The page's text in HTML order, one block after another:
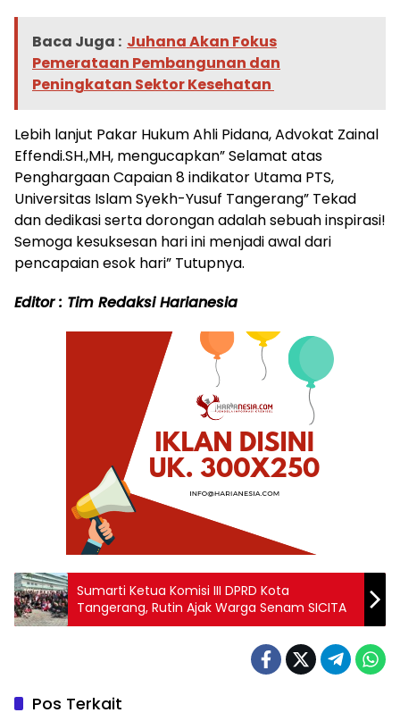
Baca Juga : Juhana Akan Fokus
Pemerataan Pembangunan dan
Peningkatan Sektor Kesehatan
Lebih lanjut Pakar Hukum Ahli Pidana, Advokat Zainal
Effendi.SH.,MH, mengucapkan” Selamat atas
Penghargaan Capaian 8 indikator Utama PTS,
Universitas Islam Syekh-Yusuf Tangerang” Tekad
dan dedikasi serta dorongan adalah sebuah inspirasi!
Semoga kesuksesan hari ini menjadi awal dari
pencapaian esok hari” Tutupnya.
Editor : Tim Redaksi Harianesia
Sumarti Ketua Komisi III DPRD Kota
Tangerang, Rutin Ajak Warga Senam SICITA
Pos Terkait